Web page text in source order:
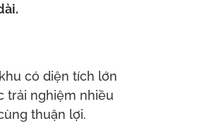
có diện tích lớn
trải nghiệm nhiều
thuận lợi.